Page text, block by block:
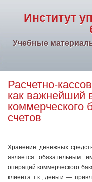
Институт
Учебные
Расчетно-
как важнейший
коммерческого
счетов
Хранение денежных
является обязательным
операций коммерческого
клиента т.к., деньги —